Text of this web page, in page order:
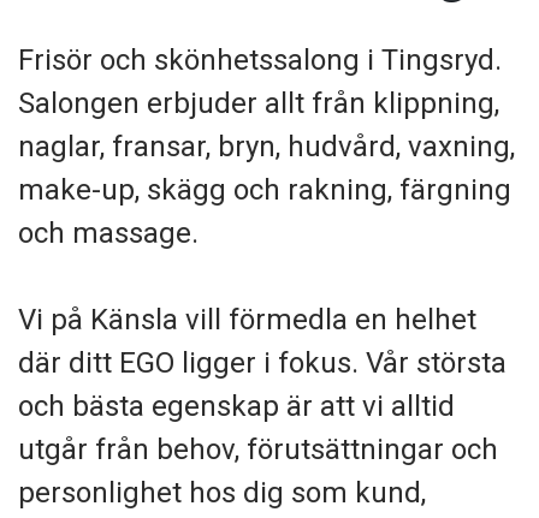
Frisör och skönhetssalong i Tingsryd.
Salongen erbjuder allt från klippning,
naglar, fransar, bryn, hudvård, vaxning,
make-up, skägg och rakning, färgning
och massage.
Vi på Känsla vill förmedla en helhet
där ditt EGO ligger i fokus. Vår största
och bästa egenskap är att vi alltid
utgår från behov, förutsättningar och
personlighet hos dig som kund,